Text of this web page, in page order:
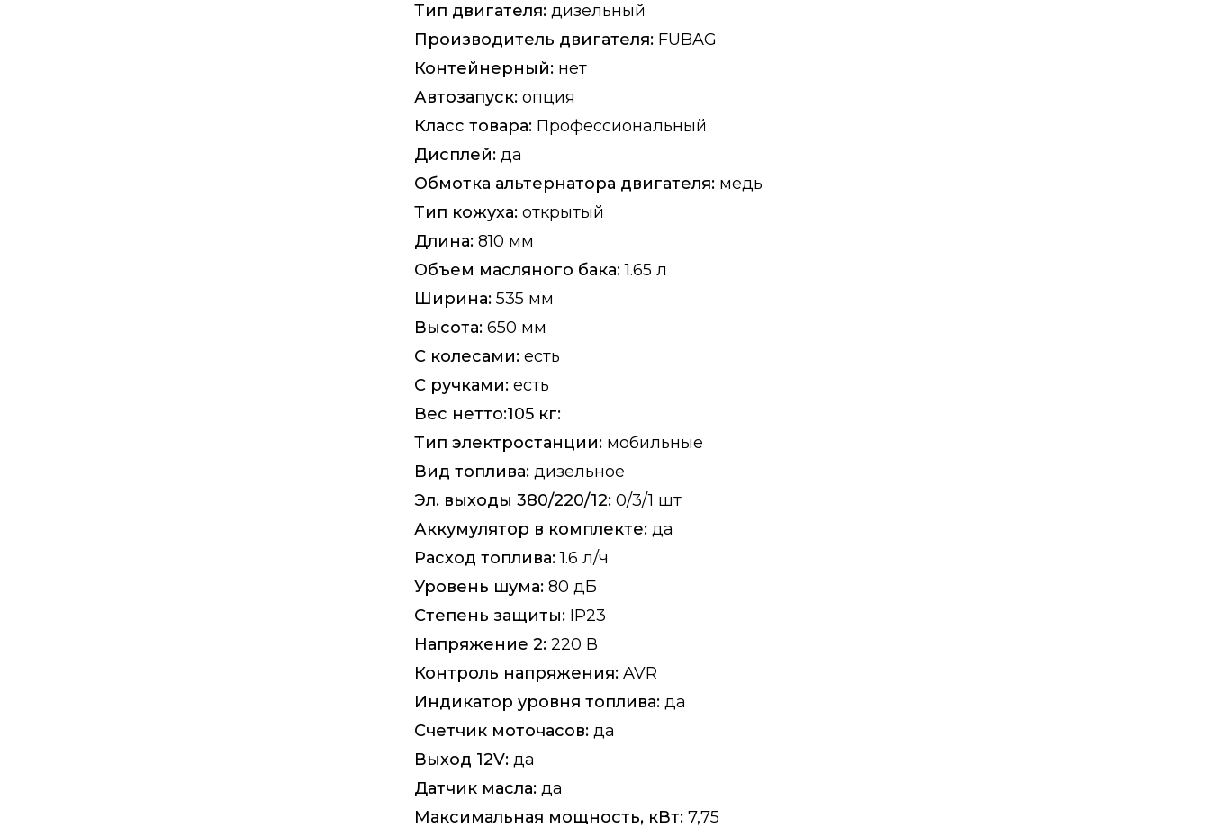
Тип двигателя: дизельный
Производитель двигателя: FUBAG
Контейнерный: нет
Автозапуск: опция
Класс товара: Профессиональный
Дисплей: да
Обмотка альтернатора двигателя: медь
Тип кожуха: открытый
Длина: 810 мм
Объем масляного бака:1.65 л
Ширина: 535 мм
Высота: 650 мм
С колесами: есть
С ручками: есть
Вес нетто:105 кг:
Тип электростанции: мобильные
Вид топлива: дизельное
Эл. выходы 380/220/12: 0/3/1 шт
Аккумулятор в комплекте: да
Расход топлива:1.6 л/ч
Уровень шума: 80 дБ
Степень защиты: IP23
Напряжение 2: 220 В
Контроль напряжения: AVR
Индикатор уровня топлива: да
Счетчик моточасов: да
Выход 12V: да
Датчик масла: да
Максимальная мощность, кВт: 7,75